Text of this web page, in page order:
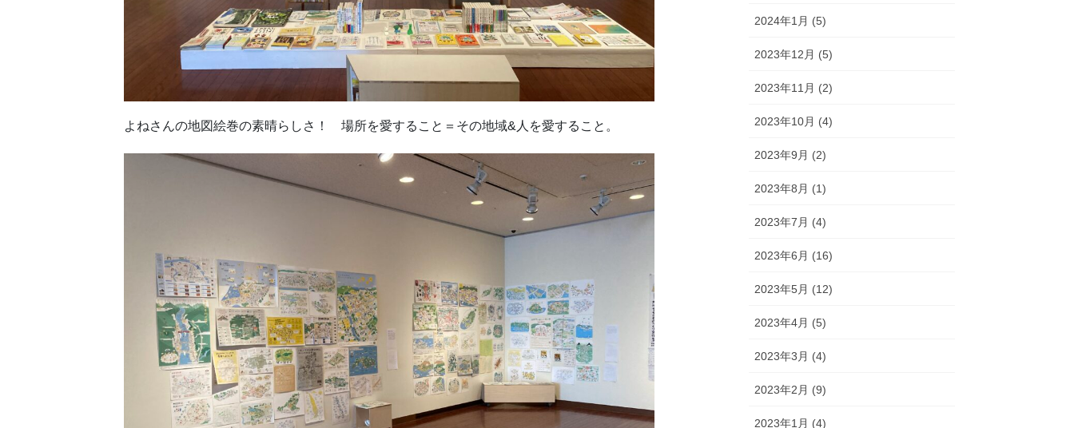
よねさんの地図絵巻の素晴らしさ！ 場所を愛すること＝その地域&人を愛すること。
2024年1月 (5)
2023年12月 (5)
2023年11月 (2)
2023年10月 (4)
2023年9月 (2)
2023年8月 (1)
2023年7月 (4)
2023年6月 (16)
2023年5月 (12)
2023年4月 (5)
2023年3月 (4)
2023年2月 (9)
2023年1月 (4)